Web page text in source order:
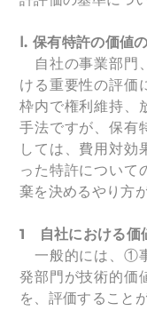
Ⅰ. 保有特許の価値
自社の事業部門
ける重要性の評価
枠内で権利維持、
手法ですが、保有
しては、費用対効
った特許について
棄を決めるやり方
1 自社における価
一般的には、①
発部門が技術的価
を、評価すること